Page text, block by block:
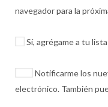
navegador para la
Sí, agrégame a tu
Notificarme los
electrónico. También